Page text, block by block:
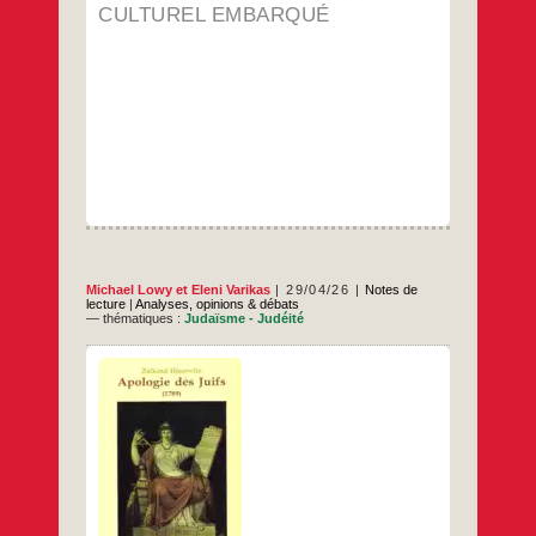
CULTUREL EMBARQUÉ
Michael Lowy etEleni Varikas 29/04/26
Notes de
lecture |Analyses, opinions & débats
— thématiques :Judaïsme - Judéité
Le 27 avril 2026 NB Lors de ses recherches
à la Bibliothèque Nationale sur les oubliés
découvert ce document de 1789 sur les
droits des juifs, qui n’avait jamais été re-
édité. Ce texte a suscité son étonnement et
son admiration et elle me l’a fait
…
Humanisme
juif
et